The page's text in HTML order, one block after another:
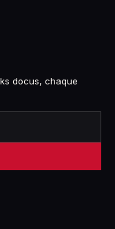
docus, chaque